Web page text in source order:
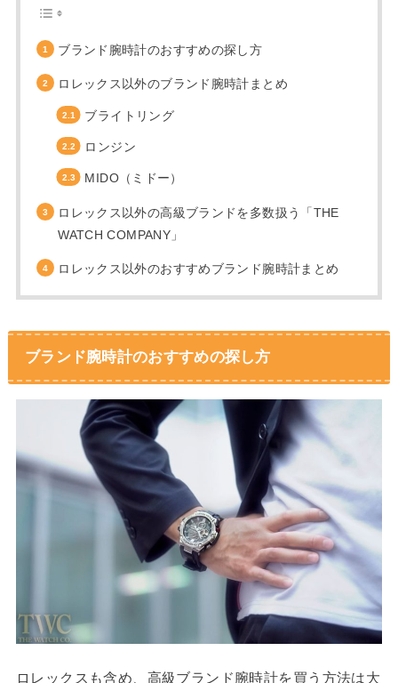
ブランド腕時計のおすすめの探し方
ロレックス以外のブランド腕時計まとめ
ブライトリング
ロンジン
MIDO（ミドー）
ロレックス以外の高級ブランドを多数扱う「THE
WATCH COMPANY」
ロレックス以外のおすすめブランド腕時計まとめ
ブランド腕時計のおすすめの探し方
ロレックスも含め、高級ブランド腕時計を買う方法は大